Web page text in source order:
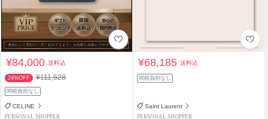
¥84,000送料込
24%OFF ¥111,628
関税負担なし
CELINE
PERSONAL SHOPPER
¥68,185送料込
関税負担なし
Saint Laurent
PERSONAL SHOPPER